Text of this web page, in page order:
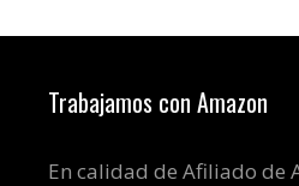
Trabajamos con Amazon
En calidad de Afiliado de